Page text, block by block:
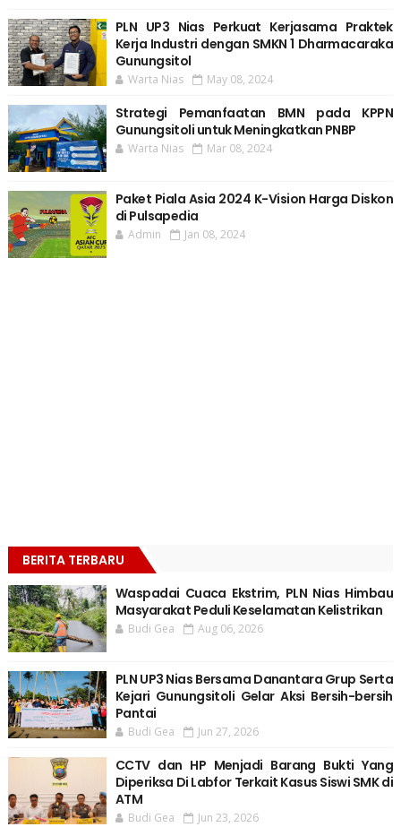
PLN UP3 Nias Perkuat Kerjasama Praktek
Kerja Industri dengan SMKN 1 Dharmacaraka
Gunungsitol
Warta Nias May 08, 2024
Strategi Pemanfaatan BMN pada KPPN
Gunungsitoli untuk Meningkatkan PNBP
Warta Nias Mar 08, 2024
Paket Piala Asia 2024 K-Vision Harga Diskon
di Pulsapedia
Admin Jan 08, 2024
BERITA TERBARU
Waspadai Cuaca Ekstrim, PLN Nias Himbau
Masyarakat Peduli Keselamatan Kelistrikan
Budi Gea Aug 06, 2026
PLN UP3 Nias Bersama Danantara Grup Serta
Kejari Gunungsitoli Gelar Aksi Bersih-bersih
Pantai
Budi Gea Jun 27, 2026
CCTV dan HP Menjadi Barang Bukti Yang
Diperiksa Di Labfor Terkait Kasus Siswi SMK di
ATM
Budi Gea Jun 23, 2026